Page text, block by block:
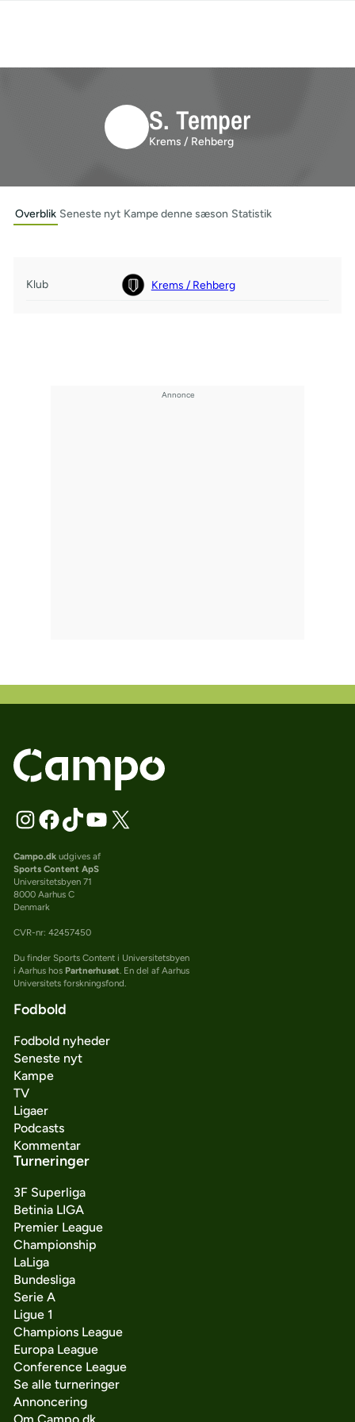
S. Temper
Krems / Rehberg
Overblik Seneste nyt Kampe denne sæson Statistik
Klub Krems / Rehberg
Campo.dkudgives af
Sports Content ApS
Universitetsbyen 71
8000 Aarhus C
Denmark
CVR-nr: 42457450
Du finder Sports Content i Universitetsbyen
i Aarhus hos Partnerhuset. En del af Aarhus
Universitets forskningsfond.
Fodbold
Fodbold nyheder
Seneste nyt
Kampe
TV
Ligaer
Podcasts
Kommentar
Turneringer
3F Superliga
Betinia LIGA
Premier League
Championship
LaLiga
Bundesliga
Serie A
Ligue 1
Champions League
Europa League
Conference League
Se alle turneringer
Annoncering